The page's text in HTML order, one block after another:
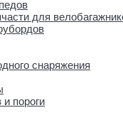
для
снаряжения
пороги